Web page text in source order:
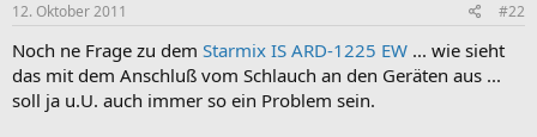
12. Oktober 2011 #22
Noch ne Frage zu dem Starmix IS ARD-1225 EW ... wie sieht
das mit dem Anschluß vom Schlauch an den Geräten aus ...
soll ja u.U. auch immer so ein Problem sein.